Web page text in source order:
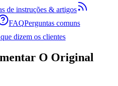
de instruções & artigos
FAQPerguntas comuns
dizem os clientes
O Original